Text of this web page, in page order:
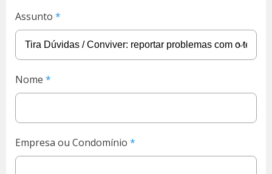
Assunto
Nome
Empresa ou Condomínio